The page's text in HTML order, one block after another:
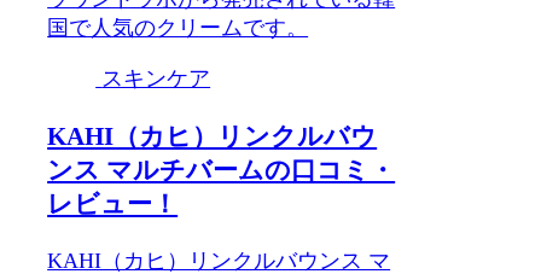
国で人気のクリームです。
スキンケア
KAHI（カヒ）リンクルバウ
ンス マルチバームの口コミ・
レビュー！
KAHI（カヒ）リンクルバウンス マ